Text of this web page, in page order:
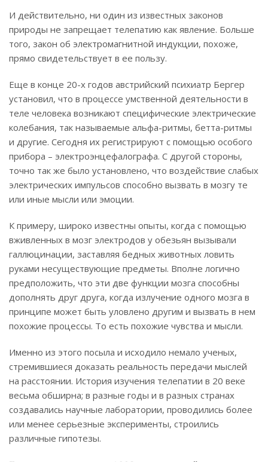
И действительно, ни один из известных законов
природы не запрещает телепатию как явление. Больше
того, закон об электромагнитной индукции, похоже,
прямо свидетельствует в ее пользу.
Еще в конце 20-х годов австрийский психиатр Бергер
установил, что в процессе умственной деятельности в
теле человека возникают специфические электрические
колебания, так называемые альфа-ритмы, бетта-ритмы
и другие. Сегодня их регистрируют с помощью особого
прибора – электроэнцефалографа. С другой стороны,
точно так же было установлено, что воздействие слабых
электрических импульсов способно вызвать в мозгу те
или иные мысли или эмоции.
К примеру, широко известны опыты, когда с помощью
вживленных в мозг электродов у обезьян вызывали
галлюцинации, заставляя бедных животных ловить
руками несуществующие предметы. Вполне логично
предположить, что эти две функции мозга способны
дополнять друг друга, когда излучение одного мозга в
принципе может быть уловлено другим и вызвать в нем
похожие процессы. То есть похожие чувства и мысли.
Именно из этого посыла и исходило немало ученых,
стремившиеся доказать реальность передачи мыслей
на расстоянии. История изучения телепатии в 20 веке
весьма обширна; в разные годы и в разных странах
создавались научные лаборатории, проводились более
или менее серьезные эксперименты, строились
различные гипотезы.